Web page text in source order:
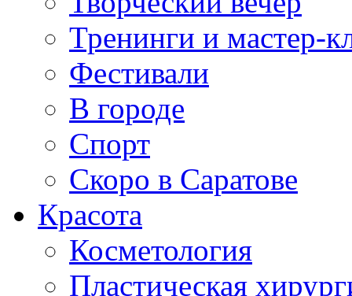
Тренинги и мастер-
Фестивали
В городе
Спорт
Скоро в Саратове
Красота
Косметология
Пластическая